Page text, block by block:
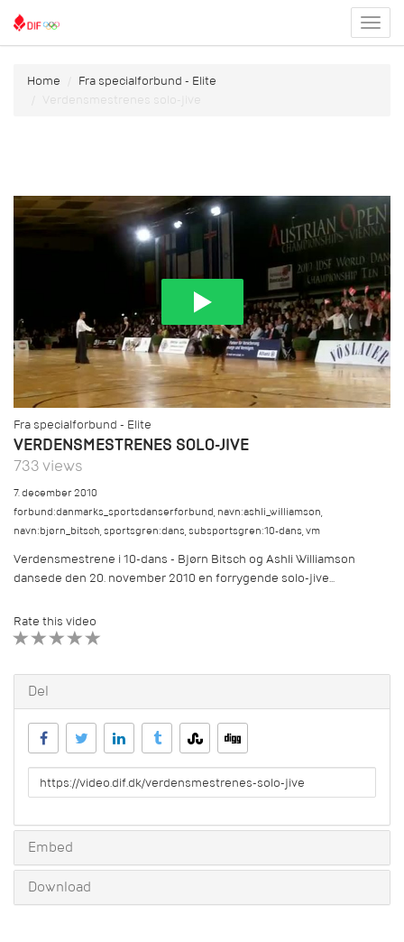
menu
Home
Fra specialforbund - Elite
Verdensmestrenes solo-jive
Fra specialforbund - Elite
VERDENSMESTRENES SOLO-JIVE
733 views
7. december 2010
forbund:danmarks_sportsdanserforbund,navn:ashli_williamson,
navn:bjørn_bitsch,sportsgren:dans,subsportsgren:10-dans,vm
Verdensmestrene i 10-dans - Bjørn Bitsch og Ashli Williamson
dansede den 20. november 2010 en forrygende solo-jive...
Rate this video
Del
URL
to
Embed
Download